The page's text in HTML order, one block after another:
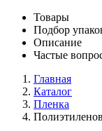
Товары
Подбор
Описание
Частые
Главная
Каталог
Пленка